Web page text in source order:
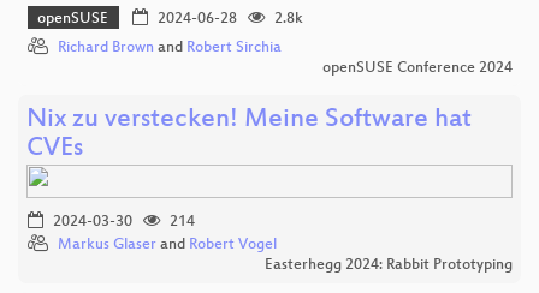
openSUSE 2024-06-28
2.8k
Richard Brown and Robert Sirchia
openSUSE Conference 2024
Nix zu verstecken! Meine Software hat
CVEs
2024-03-30
214
Markus Glaser and Robert Vogel
Easterhegg 2024: Rabbit Prototyping